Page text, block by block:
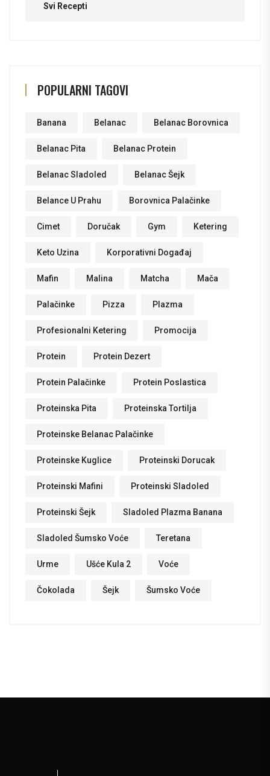
Svi Recepti
POPULARNI TAGOVI
Banana Belanac Belanac Borovnica
Belanac Pita Belanac Protein
Belanac Sladoled Belanac Šejk
Belance U Prahu Borovnica Palačinke
Cimet Doručak Gym Ketering
Keto Uzina Korporativni Događaj
Mafin Malina Matcha Mača
Palačinke Pizza Plazma
Profesionalni Ketering Promocija
Protein Protein Dezert
Protein Palačinke Protein Poslastica
Proteinska Pita Proteinska Tortilja
Proteinske Belanac Palačinke
Proteinske Kuglice Proteinski Dorucak
Proteinski Mafini Proteinski Sladoled
Proteinski Šejk Sladoled Plazma Banana
Sladoled Šumsko Voće Teretana
Urme Ušće Kula 2 Voće
Čokolada Šejk Šumsko Voće